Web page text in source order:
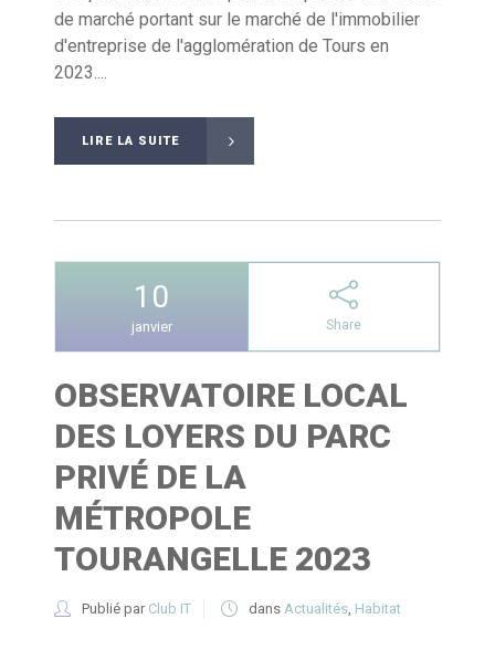
de marché portant sur le marché de l'immobilier
d'entreprise de l'agglomération de Tours en
2023....
LIRE LA SUITE
10
janvier Share
OBSERVATOIRE LOCAL
DES LOYERS DU PARC
PRIVÉ DE LA
MÉTROPOLE
TOURANGELLE 2023
Publié par Club IT dans Actualités Habitat